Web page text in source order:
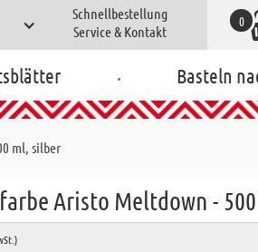
Schnellbestellung
Service & Kontakt
0
. Basteln
ml, silber
Aristo Meltdown -